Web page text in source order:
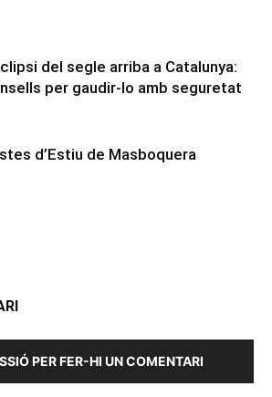
del segle arriba a Catalunya:
per gaudir-lo amb seguretat
d’Estiu de Masboquera
PER FER-HI UN COMENTARI